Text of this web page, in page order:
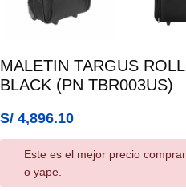
MALETIN TARGUS
BLACK (PN TBR003US)
S/ 4,896.10
Este es el mejor precio
o yape.